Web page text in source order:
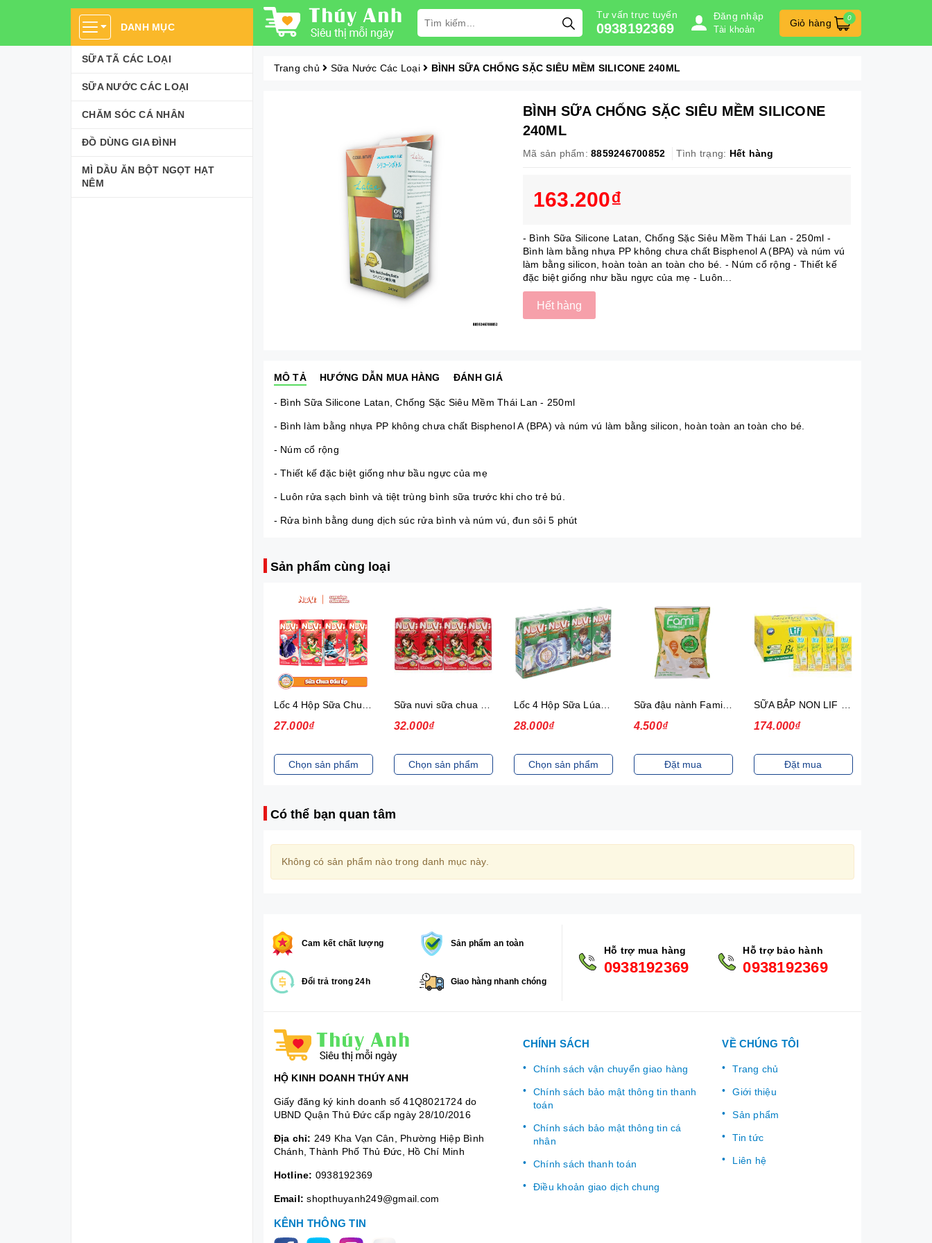
DANH MỤC
SỮA TÃ CÁC LOẠI
SỮA NƯỚC CÁC LOẠI
CHĂM SÓC CÁ NHÂN
ĐỒ DÙNG GIA ĐÌNH
MÌ DẦU ĂN BỘT NGỌT HẠT
NÊM
Tư vấn trực tuyến
0938192369
Đăng nhập
Tài khoản
Giỏ hàng 0
Trang chủ Sữa Nước Các Loại BÌNH SỮA CHỐNG SẶC SIÊU MỀM SILICONE 240ML
BÌNH SỮA CHỐNG SẶC SIÊU MỀM SILICONE
240ML
Mã sản phẩm: 8859246700852 Tình trạng: Hết hàng
163.200₫
- Bình Sữa Silicone Latan, Chống Sặc Siêu Mềm Thái Lan - 250ml -
Bình làm bằng nhựa PP không chưa chất Bisphenol A (BPA) và núm vú
làm bằng silicon, hoàn toàn an toàn cho bé. - Núm cổ rộng - Thiết kế
đặc biệt giống như bầu ngực của mẹ - Luôn...
Hết hàng
MÔ TẢ HƯỚNG DẪN MUA HÀNG ĐÁNH GIÁ
- Bình Sữa Silicone Latan, Chống Sặc Siêu Mềm Thái Lan - 250ml
- Bình làm bằng nhựa PP không chưa chất Bisphenol A (BPA) và núm vú làm bằng silicon, hoàn toàn an toàn cho bé.
- Núm cổ rộng
- Thiết kế đặc biệt giống như bầu ngực của mẹ
- Luôn rửa sạch bình và tiệt trùng bình sữa trước khi cho trẻ bú.
- Rửa bình bằng dung dịch súc rửa bình và núm vú, đun sôi 5 phút
Sản phẩm cùng loại
27.000₫
Chọn sản phẩm
32.000₫
Chọn sản phẩm
28.000₫
Chọn sản phẩm
Sữa đậu nành Fami Nguyên chất Có đường Bịch 200ml 40 Bịch/Thùng
4.500₫
Đặt mua
174.000₫
Đặt mua
Có thể bạn quan tâm
Không có sản phẩm nào trong danh mục này.
Cam kết chất lượng Sản phẩm an toàn
Đổi trả trong 24h Giao hàng nhanh chóng
Hỗ trợ mua hàng
0938192369
Hỗ trợ bảo hành
0938192369
HỘ KINH DOANH THÚY ANH
Giấy đăng ký kinh doanh số 41Q8021724 do
UBND Quận Thủ Đức cấp ngày 28/10/2016
Địa chỉ: 249 Kha Vạn Cân, Phường Hiệp Bình
Chánh, Thành Phố Thủ Đức, Hồ Chí Minh
Hotline: 0938192369
Email: shopthuyanh249@gmail.com
KÊNH THÔNG TIN
CHÍNH SÁCH
Chính sách vận chuyển giao hàng
Chính sách bảo mật thông tin thanh
toán
Chính sách bảo mật thông tin cá
nhân
Chính sách thanh toán
Điều khoản giao dịch chung
VỀ CHÚNG TÔI
Trang chủ
Giới thiệu
Sản phẩm
Tin tức
Liên hệ